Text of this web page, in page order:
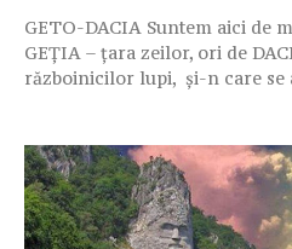
GETO-DACIA Suntem aici de
GEȚIA – țara zeilor, ori de
războinicilor lupi, și-n care se